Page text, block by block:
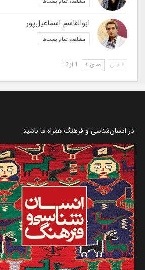
ابوالقاسم اسماعیل‌پور
مشاهده تمام پست‌ها
قبلی بعدی
در انسان‌شناسی و فرهنگ همراه ما باشید